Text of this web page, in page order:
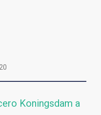
Koningsdam a